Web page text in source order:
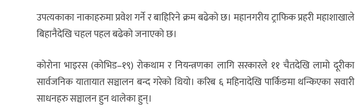
उपत्यकाका नाकाहरुमा प्रवेश गर्ने र बाहिरिने क्रम बढेको छ। महानगरीय ट्राफिक प्रहरी महाशाखाले
बिहानैदेखि चहल पहल बढेको जनाएको छ।
कोरोना भाइरस (कोभिड–१९) रोकथाम र नियन्त्रणका लागि सरकारले ११ चैतदेखि लामो दूरीका
सार्वजनिक यातायात सञ्चालन बन्द गरेको थियो। करिब ६ महिनादेखि पार्किङमा थन्किएका सवारी
साधनहरु सञ्चालन हुन थालेका हुन्।